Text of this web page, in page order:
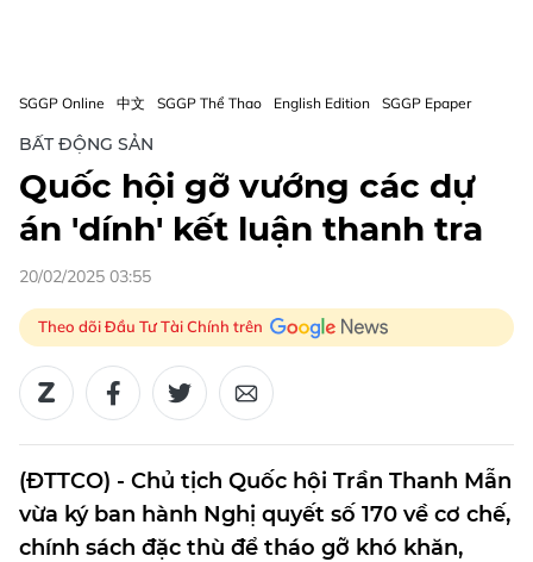
SGGP Online 中文 SGGP Thể Thao English Edition SGGP Epaper
BẤT ĐỘNG SẢN
Quốc hội gỡ vướng các dự
án 'dính' kết luận thanh tra
20/02/2025 03:55
Theo dõi Đầu Tư Tài Chính trên
(ĐTTCO) - Chủ tịch Quốc hội Trần Thanh Mẫn
vừa ký ban hành Nghị quyết số 170 về cơ chế,
chính sách đặc thù để tháo gỡ khó khăn,